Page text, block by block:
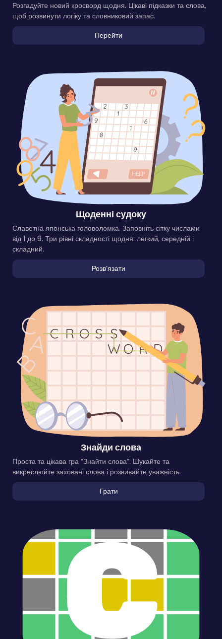
Розгадуйте новий кросворд щодня. Цікаві підказки та слова,
щоб розвинути логіку та словниковий запас.
Перейти
Щоденні судоку
Славетна японська головоломка. Заповніть сітку числами
від 1 до 9. Три рівні складності щодня: легкий, середній і
складний.
Розвʼязати
Знайди слова
Проста та цікава гра “Знайти слова”. Шукайте та
викреслюйте заховані слова і розвивайте уважність.
Грати